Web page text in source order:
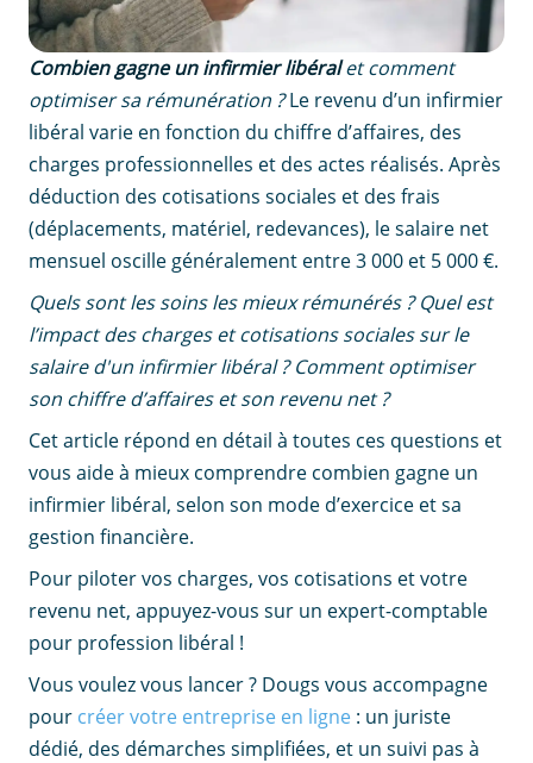
Combien gagne un infirmier libéralet comment
optimiser sa rémunération ?Le revenu d’un infirmier
libéral varie en fonction du chiffre d’affaires, des
charges professionnelles et des actes réalisés. Après
déduction des cotisations sociales et des frais
(déplacements, matériel, redevances), le salaire net
mensuel oscille généralement entre 3 000 et 5 000 €.
Quels sont les soins les mieux rémunérés ? Quel est
l’impact des charges et cotisations sociales sur le
salaire d'un infirmier libéral ? Comment optimiser
son chiffre d’affaires et son revenu net ?
Cet article répond en détail à toutes ces questions et
vous aide à mieux comprendre combien gagne un
infirmier libéral, selon son mode d’exercice et sa
gestion financière.
Pour piloter vos charges, vos cotisations et votre
revenu net, appuyez-vous sur un expert-comptable
pour profession libéral !
Vous voulez vous lancer ? Dougs vous accompagne
pour créer votre entreprise en ligne : un juriste
dédié, des démarches simplifiées, et un suivi pas à